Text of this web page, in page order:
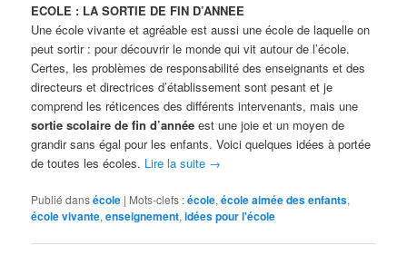
ECOLE : LA SORTIE DE FIN D’ANNEE
Une école vivante et agréable est aussi une école de laquelle on
peut sortir : pour découvrir le monde qui vit autour de l’école.
Certes, les problèmes de responsabilité des enseignants et des
directeurs et directrices d’établissement sont pesant et je
comprend les réticences des différents intervenants, mais une
sortie scolaire de fin d’année est une joie et un moyen de
grandir sans égal pour les enfants. Voici quelques idées à portée
de toutes les écoles. Lire la suite →
Publié dansécole | Mots-clefs :école,école aimée des enfants,
école vivante,enseignement,idées pour l'école